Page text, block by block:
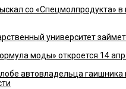
со «Спецмолпродукта»
университет
моды» откроется 14
автовладельца гаишника